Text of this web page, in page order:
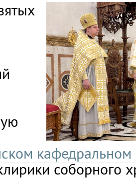
кафедральном
соборного